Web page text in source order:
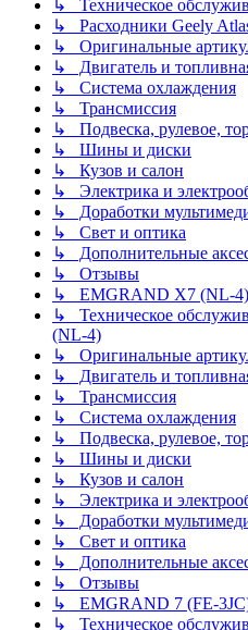
↳ Техническое
↳ Расходники Geely
↳ Оригинальные
↳ Двигатель и
↳ Система охлаждения
↳ Трансмиссия
↳ Подвеска, рулевое,
↳ Шины и диски
↳ Кузов и салон
↳ Электрика и
↳ Доработки
↳ Свет и оптика
↳ Дополнительные
↳ Отзывы
↳ EMGRAND X7 (NL-4)
↳ Техническое
(NL-4)
↳ Оригинальные
↳ Двигатель и
↳ Трансмиссия
↳ Система охлаждения
↳ Подвеска, рулевое,
↳ Шины и диски
↳ Кузов и салон
↳ Электрика и
↳ Доработки
↳ Свет и оптика
↳ Дополнительные
↳ Отзывы
↳ EMGRAND 7 (FE-
↳ Техническое